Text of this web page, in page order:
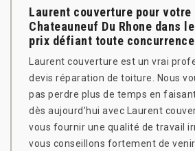
Laurent couverture pour
Chateauneuf Du Rhone dans
prix défiant toute
Laurent couverture est un vrai
devis réparation de toiture. Nous
pas perdre plus de temps en
dès aujourd’hui avec Laurent
vous fournir une qualité de travail
vous conseillons fortement de